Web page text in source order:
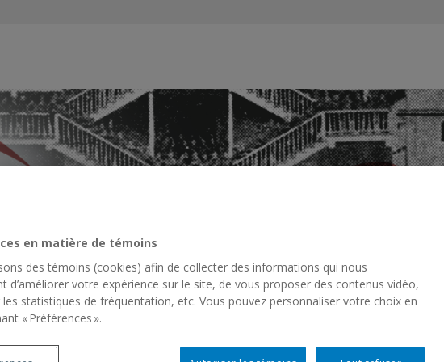
ACTIVITÉS SCIENTIFIQUES RESSOURCES RÉSEAU INSTITUTIONNEL
en matière de témoins
des témoins (cookies) afin de collecter des informations qui nous
d’améliorer votre expérience sur le site, de vous proposer des contenus vidéo,
les statistiques de fréquentation, etc. Vous pouvez personnaliser votre choix en
« Préférences ».